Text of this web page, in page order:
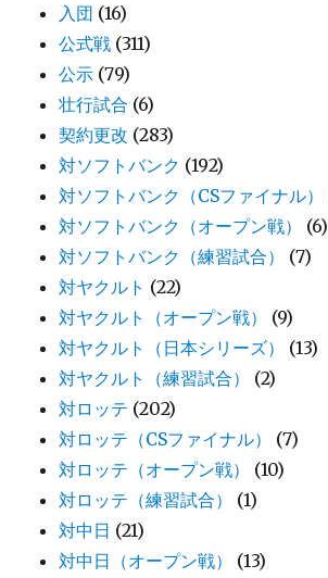
入団 (16)
公式戦 (311)
公示 (79)
壮行試合 (6)
契約更改 (283)
対ソフトバンク (192)
対ソフトバンク（CSファイナル）
対ソフトバンク（オープン戦）
(6)
対ソフトバンク（練習試合）
(7)
対ヤクルト (22)
対ヤクルト（オープン戦）
(9)
対ヤクルト（日本シリーズ）
(13)
対ヤクルト（練習試合）
(2)
対ロッテ (202)
対ロッテ（CSファイナル）
(7)
対ロッテ（オープン戦）
(10)
対ロッテ（練習試合）
(1)
対中日 (21)
対中日（オープン戦）
(13)